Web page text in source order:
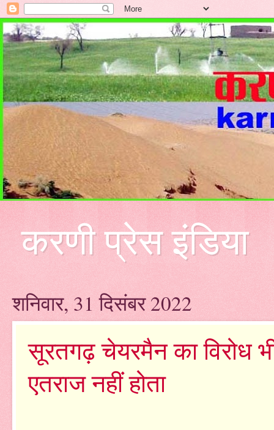
करणी प्रेस इंडिया
शनिवार, 31 दिसंबर 2022
सूरतगढ़ चेयरमैन का विरोध
एतराज नहीं होता